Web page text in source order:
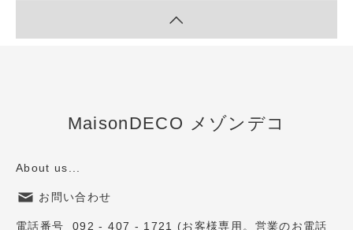
MaisonDECO メゾンデコ
About us...
お問い合わせ
電話番号 092 - 407 - 1721 (お客様専用。営業のお電話